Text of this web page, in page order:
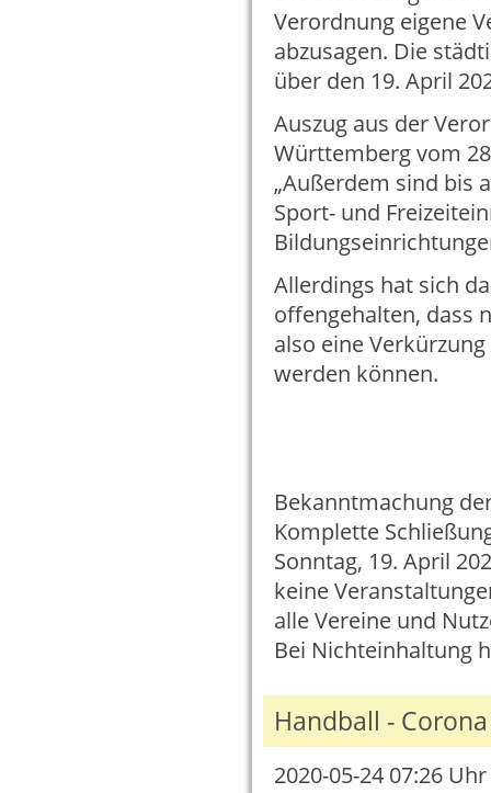
Verordnung eigene
abzusagen. Die
über den 19. April
Auszug aus der
Württemberg vom
„Außerdem sind bis
Sport- und
Allerdings hat sich
offengehalten, dass
also eine
werden können.
Bekanntmachung
Komplette
Sonntag, 19. April
keine
alle Vereine und
Bei Nichteinhaltung
Handball -
2020-05-24 07:26